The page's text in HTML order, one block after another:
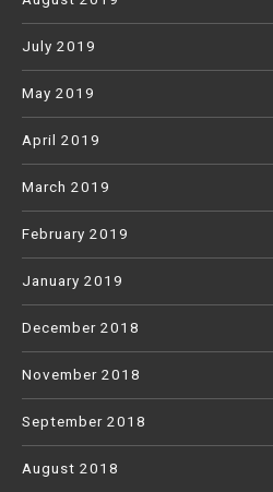
July 2019
May 2019
April 2019
March 2019
February 2019
January 2019
December 2018
November 2018
September 2018
August 2018